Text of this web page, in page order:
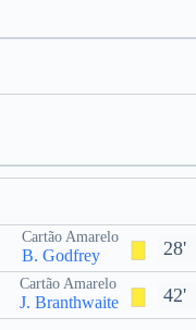
28'
Cartão Amarelo
B. Godfrey
42'
Cartão Amarelo
J. Branthwaite